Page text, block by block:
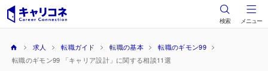
検索 メニュー
求人 転職ガイド 転職の基本
転職のギモン99
転職のギモン99 「キャリア設計」に関する相談11選